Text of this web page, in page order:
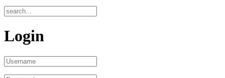
Login